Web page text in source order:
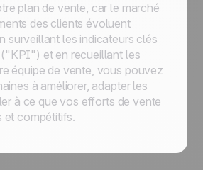
plan de vente, car le marché
des clients évoluent
surveillant les indicateurs clés
et en recueillant les
équipe de vente, vous pouvez
à améliorer, adapter les
à ce que vos efforts de vente
et compétitifs.